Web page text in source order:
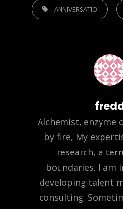
TAGS, ANNIVERSATIO
Alchemist, enzyme
by fire, My
research, a
boundaries. I am
developing talent
consulting.